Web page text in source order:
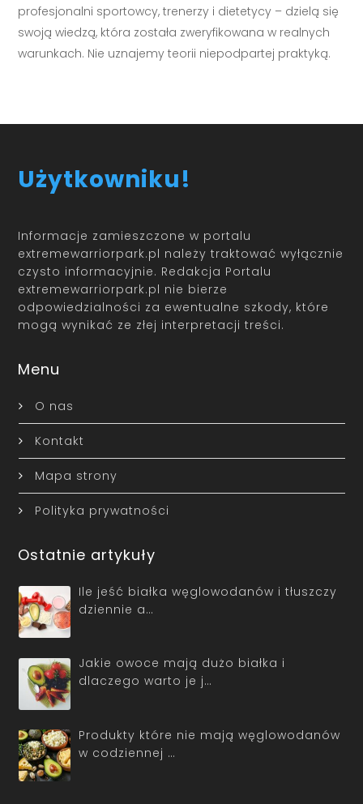
profesjonalni sportowcy, trenerzy i dietetycy – dzielą się
swoją wiedzą, która została zweryfikowana w realnych
warunkach. Nie uznajemy teorii niepodpartej praktyką.
Użytkowniku!
Informacje zamieszczone w portalu
extremewarriorpark.pl należy traktować wyłącznie
czysto informacyjnie. Redakcja Portalu
extremewarriorpark.pl nie bierze
odpowiedzialności za ewentualne szkody, które
mogą wynikać ze złej interpretacji treści.
Menu
O nas
Kontakt
Mapa strony
Polityka prywatności
Ostatnie artykuły
Ile jeść białka węglowodanów i tłuszczy
dziennie a…
Jakie owoce mają dużo białka i
dlaczego warto je j…
Produkty które nie mają węglowodanów
w codziennej …